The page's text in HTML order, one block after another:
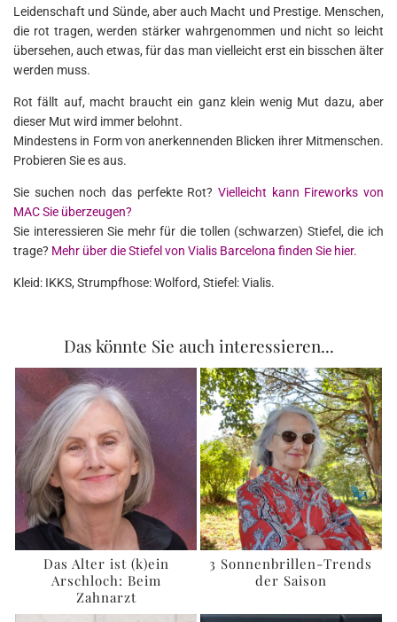
Leidenschaft und Sünde, aber auch Macht und Prestige. Menschen,
die rot tragen, werden stärker wahrgenommen und nicht so leicht
übersehen, auch etwas, für das man vielleicht erst ein bisschen älter
werden muss.
Rot fällt auf, macht braucht ein ganz klein wenig Mut dazu, aber
dieser Mut wird immer belohnt.
Mindestens in Form von anerkennenden Blicken ihrer Mitmenschen.
Probieren Sie es aus.
Sie suchen noch das perfekte Rot? Vielleicht kann Fireworks von
MAC Sie überzeugen?
Sie interessieren Sie mehr für die tollen (schwarzen) Stiefel, die ich
trage? Mehr über die Stiefel von Vialis Barcelona finden Sie hier.
Kleid: IKKS, Strumpfhose: Wolford, Stiefel: Vialis.
Das könnte Sie auch interessieren...
Das Alter ist (k)ein
Arschloch: Beim
Zahnarzt
3 Sonnenbrillen-Trends
der Saison